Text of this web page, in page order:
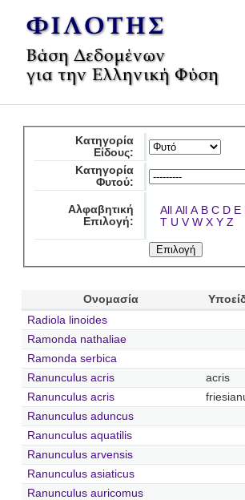
Κατηγορία
Είδους:
Κατηγορία
Φυτού:
Αλφαβητική
Επιλογή:
All All A B C D E
T U V W X Y Z
Ονομασία
Radiola linoides
Ramonda nathaliae
Ramonda serbica
Ranunculus acris
acris
Ranunculus acris
Ranunculus aduncus
Ranunculus aquatilis
Ranunculus arvensis
Ranunculus asiaticus
Ranunculus auricomus